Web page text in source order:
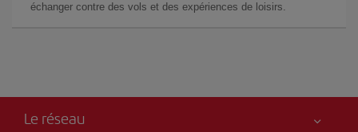
échanger contre des vols et des expériences de loisirs.
Le réseau